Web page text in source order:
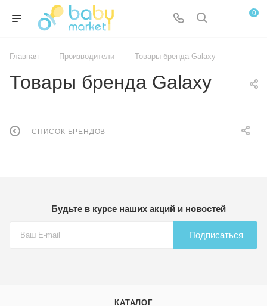
0
Главная — Производители — Товары бренда Galaxy
Товары бренда Galaxy
СПИСОК БРЕНДОВ
Будьте в курсе наших акций и новостей
Подписаться
КАТАЛОГ